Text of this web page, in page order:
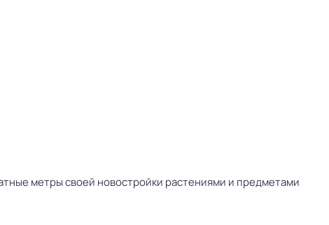
метры своей новостройки растениями и предметами